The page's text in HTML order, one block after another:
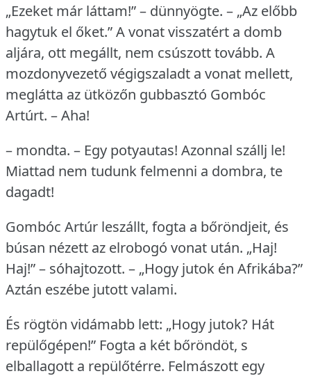
„Ezeket már láttam!” – dünnyögte. – „Az előbb
hagytuk el őket.” A vonat visszatért a domb
aljára, ott megállt, nem csúszott tovább. A
mozdonyvezető végigszaladt a vonat mellett,
meglátta az ütközőn gubbasztó Gombóc
Artúrt. – Aha!
– mondta. – Egy potyautas! Azonnal szállj le!
Miattad nem tudunk felmenni a dombra, te
dagadt!
Gombóc Artúr leszállt, fogta a bőröndjeit, és
búsan nézett az elrobogó vonat után. „Haj!
Haj!” – sóhajtozott. – „Hogy jutok én Afrikába?”
Aztán eszébe jutott valami.
És rögtön vidámabb lett: „Hogy jutok? Hát
repülőgépen!” Fogta a két bőröndöt, s
elballagott a repülőtérre. Felmászott egy